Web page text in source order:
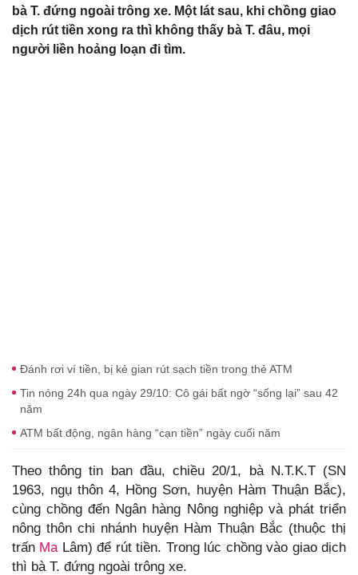
bà T. đứng ngoài trông xe. Một lát sau, khi chồng giao
dịch rút tiền xong ra thì không thấy bà T. đâu, mọi
người liền hoảng loạn đi tìm.
Đánh rơi ví tiền, bị kẻ gian rút sạch tiền trong thẻ ATM
Tin nóng 24h qua ngày 29/10: Cô gái bất ngờ “sống lại” sau 42
năm
ATM bất động, ngân hàng “cạn tiền” ngày cuối năm
Theo thông tin ban đầu, chiều 20/1, bà N.T.K.T (SN
1963, ngụ thôn 4, Hồng Sơn, huyện Hàm Thuận Bắc),
cùng chồng đến Ngân hàng Nông nghiệp và phát triển
nông thôn chi nhánh huyện Hàm Thuận Bắc (thuộc thị
trấn MaLâm) để rút tiền. Trong lúc chồng vào giao dịch
thì bà T. đứng ngoài trông xe.